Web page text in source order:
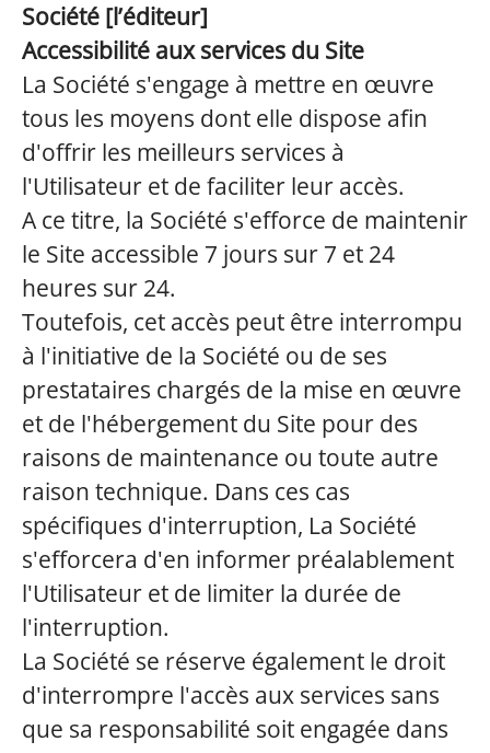
Société [l’éditeur]
Accessibilité aux services du Site
La Société s'engage à mettre en œuvre
tous les moyens dont elle dispose afin
d'offrir les meilleurs services à
l'Utilisateur et de faciliter leur accès.
A ce titre, la Société s'efforce de maintenir
le Site accessible 7 jours sur 7 et 24
heures sur 24.
Toutefois, cet accès peut être interrompu
à l'initiative de la Société ou de ses
prestataires chargés de la mise en œuvre
et de l'hébergement du Site pour des
raisons de maintenance ou toute autre
raison technique. Dans ces cas
spécifiques d'interruption, La Société
s'efforcera d'en informer préalablement
l'Utilisateur et de limiter la durée de
l'interruption.
La Société se réserve également le droit
d'interrompre l'accès aux services sans
que sa responsabilité soit engagée dans